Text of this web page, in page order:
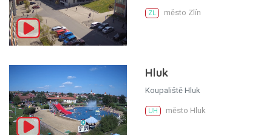
ZL město Zlín
Hluk
Koupaliště Hluk
UH město Hluk